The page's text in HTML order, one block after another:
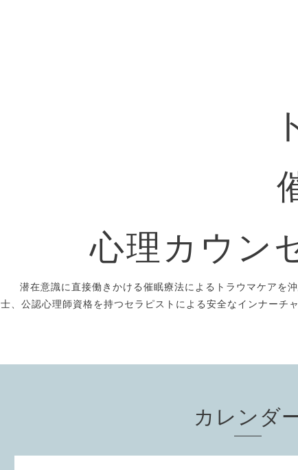
心理カウン
潜在意識に直接働きかける催眠療法によるトラウマケアを
士、公認心理師資格を持つセラピストによる安全なインナーチ
カレンダ